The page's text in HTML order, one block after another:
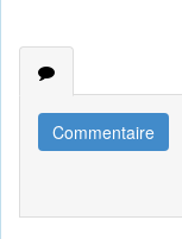
Commentaire